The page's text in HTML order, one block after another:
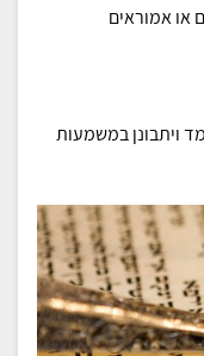
או אמוראים
ויתבונן במשמעות